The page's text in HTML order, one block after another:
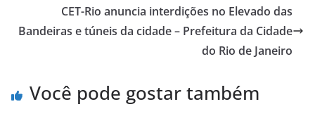
CET-Rio anuncia interdições no Elevado das
Bandeiras e túneis da cidade – Prefeitura da Cidade
do Rio de Janeiro
Você pode gostar também